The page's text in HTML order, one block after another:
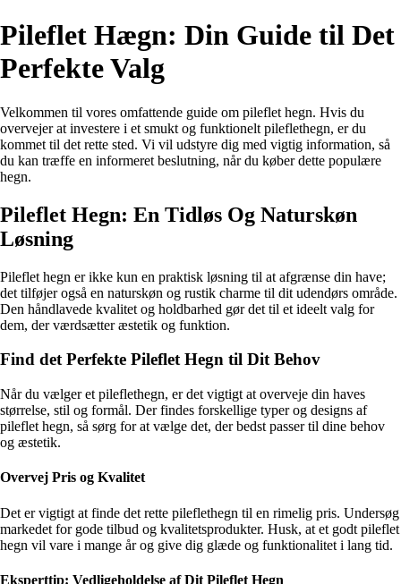
Pileflet Hægn: Din Guide til Det
Perfekte Valg
Velkommen til vores omfattende guide om pileflet hegn. Hvis du
overvejer at investere i et smukt og funktionelt pileflethegn, er du
kommet til det rette sted. Vi vil udstyre dig med vigtig information, så
du kan træffe en informeret beslutning, når du køber dette populære
hegn.
Pileflet Hegn: En Tidløs Og Naturskøn
Løsning
Pileflet hegn er ikke kun en praktisk løsning til at afgrænse din have;
det tilføjer også en naturskøn og rustik charme til dit udendørs område.
Den håndlavede kvalitet og holdbarhed gør det til et ideelt valg for
dem, der værdsætter æstetik og funktion.
Find det Perfekte Pileflet Hegn til Dit Behov
Når du vælger et pileflethegn, er det vigtigt at overveje din haves
størrelse, stil og formål. Der findes forskellige typer og designs af
pileflet hegn, så sørg for at vælge det, der bedst passer til dine behov
og æstetik.
Overvej Pris og Kvalitet
Det er vigtigt at finde det rette pileflethegn til en rimelig pris. Undersøg
markedet for gode tilbud og kvalitetsprodukter. Husk, at et godt pileflet
hegn vil vare i mange år og give dig glæde og funktionalitet i lang tid.
Eksperttip: Vedligeholdelse af Dit Pileflet Hegn